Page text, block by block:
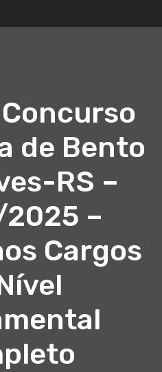
de Bento
RS –
–
Cargos